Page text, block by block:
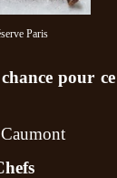
Paris
pour